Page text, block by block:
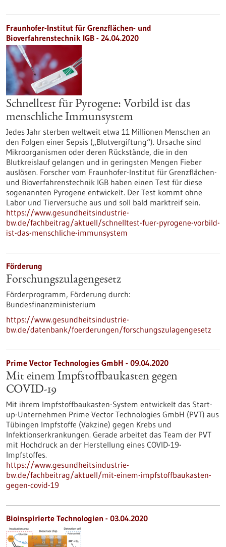
Fraunhofer-Institut für Grenzflächen- und
Bioverfahrenstechnik IGB - 24.04.2020
Schnelltest für Pyrogene: Vorbild ist das
menschliche Immunsystem
Jedes Jahr sterben weltweit etwa 11 Millionen Menschen an
den Folgen einer Sepsis („Blutvergiftung“). Ursache sind
Mikroorganismen oder deren Rückstände, die in den
Blutkreislauf gelangen und in geringsten Mengen Fieber
auslösen. Forscher vom Fraunhofer-Institut für Grenzflächen-
und Bioverfahrenstechnik IGB haben einen Test für diese
sogenannten Pyrogene entwickelt. Der Test kommt ohne
Labor und Tierversuche aus und soll bald marktreif sein.
https://www.gesundheitsindustrie-
bw.de/fachbeitrag/aktuell/schnelltest-fuer-pyrogene-vorbild-
ist-das-menschliche-immunsystem
Förderung
Forschungszulagengesetz
Förderprogramm, Förderung durch:
Bundesfinanzministerium
https://www.gesundheitsindustrie-
bw.de/datenbank/foerderungen/forschungszulagengesetz
Prime Vector Technologies GmbH - 09.04.2020
Mit einem Impfstoffbaukasten gegen
COVID-19
Mit ihrem Impfstoffbaukasten-System entwickelt das Start-
up-Unternehmen Prime Vector Technologies GmbH (PVT) aus
Tübingen Impfstoffe (Vakzine) gegen Krebs und
Infektionserkrankungen. Gerade arbeitet das Team der PVT
mit Hochdruck an der Herstellung eines COVID-19-
Impfstoffes.
https://www.gesundheitsindustrie-
bw.de/fachbeitrag/aktuell/mit-einem-impfstoffbaukasten-
gegen-covid-19
Bioinspirierte Technologien - 03.04.2020